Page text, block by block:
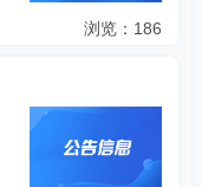
浏览：186